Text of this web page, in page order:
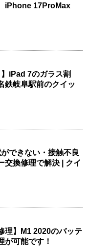
iPhone 17ProMax
】iPad 7のガラス割
鉄岐阜駅前のクイッ
できない・接触不良
交換修理で解決 | クイ
理】M1 2020のバッテ
が可能です！